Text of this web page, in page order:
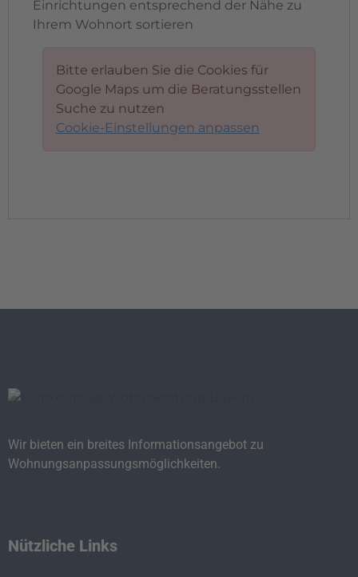
Einrichtungen entsprechend der Nähe zu
Ihrem Wohnort sortieren
Bitte erlauben Sie die Cookies für
Google Maps um die Beratungsstellen
Suche zu nutzen
Cookie-Einstellungen anpassen
Wir bieten ein breites Informationsangebot zu
Wohnungsanpassungsmöglichkeiten.
Nützliche Links